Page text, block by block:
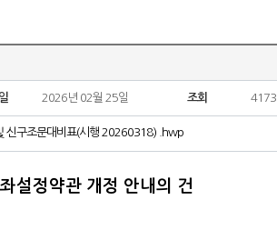
2026년 02월 25일 조회 4173
신구조문대비표(시행 20260318) .hwp
설정약관 개정 안내의 건